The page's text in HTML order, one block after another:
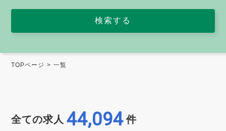
TOPページ 一覧
全ての求人 44,094 件